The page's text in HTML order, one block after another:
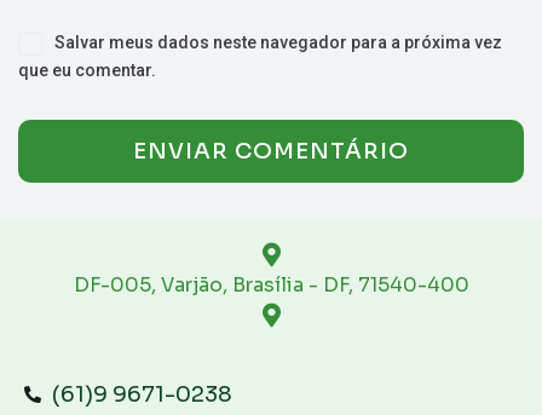
Salvar meus dados neste navegador para a próxima vez
que eu comentar.
DF-005, Varjão, Brasília - DF, 71540-400
(61)9 9671-0238